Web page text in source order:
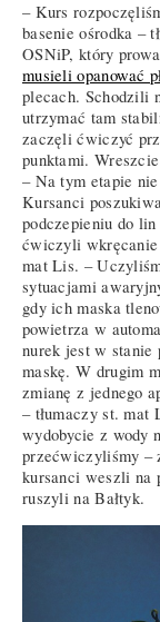
– Kurs
basenie ośrodka –
OSNiP, który
musieli opanować
plecach. Schodzili
utrzymać tam
zaczęli ćwiczyć
punktami.
– Na tym etapie
Kursanci
podczepieniu do
ćwiczyli
mat Lis. –
sytuacjami
gdy ich maska
powietrza w
nurek jest w stanie
maskę. W drugim
zmianę z jednego
– tłumaczy st. mat
wydobycie z wody
przećwiczyliśmy –
kursanci weszli na
ruszyli na Bałtyk.